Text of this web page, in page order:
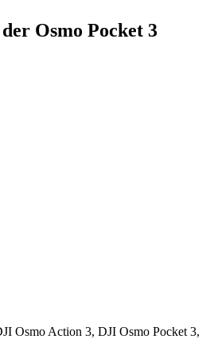
Osmo Pocket 3
Osmo Action 3, DJI Osmo Pocket 3,